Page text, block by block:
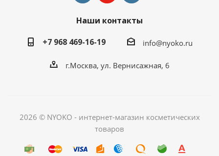
Наши контакты
+7 968 469-16-19
info@nyoko.ru
г.Москва, ул. Вернисажная, 6
2026 © NYOKO - интернет-магазин косметических
товаров